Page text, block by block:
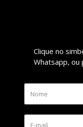
Clique no
Whatsapp, ou